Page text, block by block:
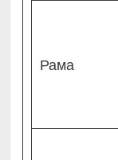
Рама